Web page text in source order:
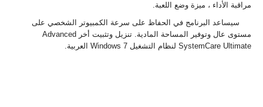
مراقبة الأداء ، ميزة وضع اللعبة.
سيساعد البرنامج في الحفاظ على سرعة الكمبيوتر الشخصي على
مستوى عال وتوفير المساحة المادية. تنزيل وتثبيت أخر Advanced
SystemCare Ultimate لنظام التشغيل Windows 7 العربية.